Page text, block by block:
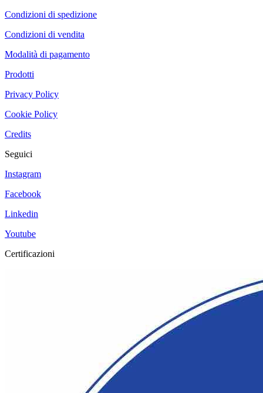
Condizioni di spedizione
Condizioni di vendita
Modalità di pagamento
Prodotti
Privacy Policy
Cookie Policy
Credits
Seguici
Instagram
Facebook
Linkedin
Youtube
Certificazioni